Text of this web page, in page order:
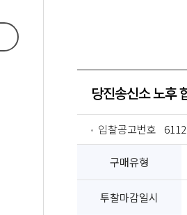
당진송신소 노후
입찰공고번호
구매유형
투찰마감일시